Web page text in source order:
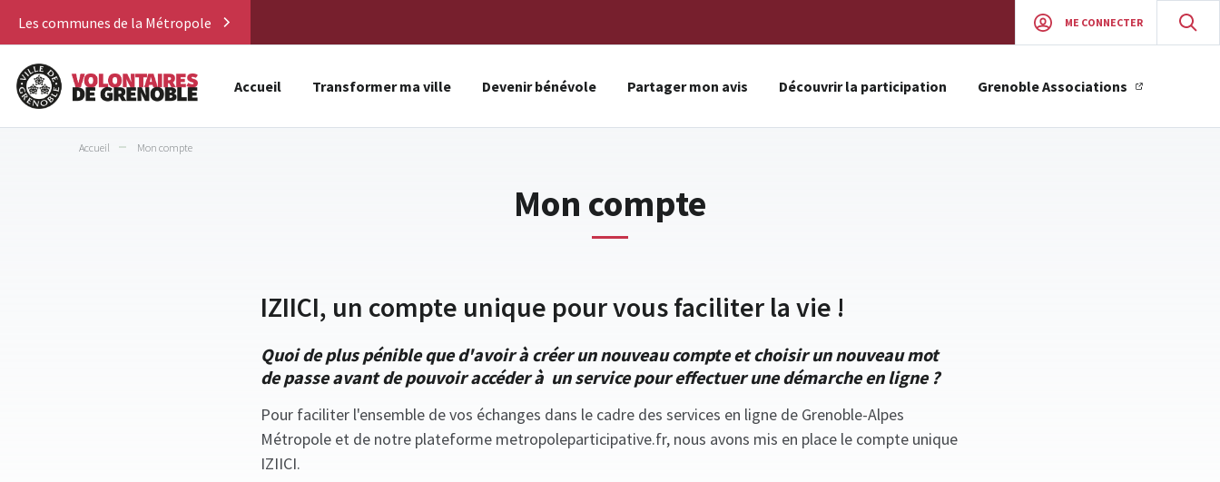
Les communes de la Métropole
ME CONNECTER
Accueil Transformer ma ville Devenir bénévole Partager mon avis Découvrir la participation Grenoble Associations
Accueil Mon compte
Mon compte
IZIICI, un compte unique pour vous faciliter la vie !
Quoi de plus pénible que d'avoir à créer un nouveau compte et choisir un nouveau mot
de passe avant de pouvoir accéder à un service pour effectuer une démarche en ligne ?
Pour faciliter l'ensemble de vos échanges dans le cadre des services en ligne de Grenoble-Alpes
Métropole et de notre plateforme metropoleparticipative.fr, nous avons mis en place le compte unique
IZIICI.